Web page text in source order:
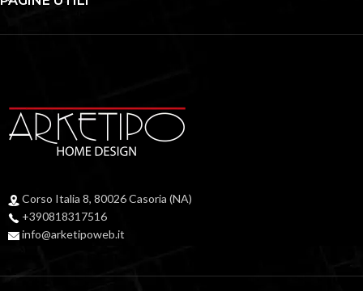
Corso Italia 8, 80026 Casoria (NA)
+390818317516
info@arketipoweb.it